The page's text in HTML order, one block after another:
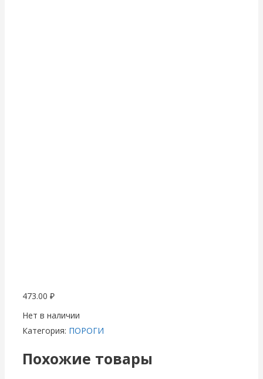
473.00 ₽
Нет в наличии
Категория: ПОРОГИ
Похожие товары